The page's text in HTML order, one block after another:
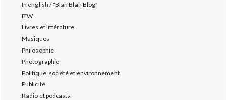
In english / "Blah Blah Blog"
ITW
Livres et littérature
Musiques
Philosophie
Photographie
Politique, société et environnement
Publicité
Radio et podcasts